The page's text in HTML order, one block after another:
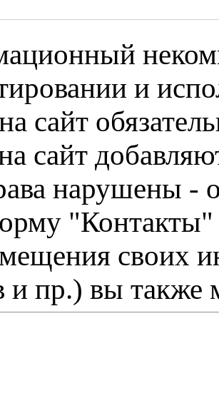
и
сайт
сайт
нарушены -
"Контакты"
своих
и пр.) вы также